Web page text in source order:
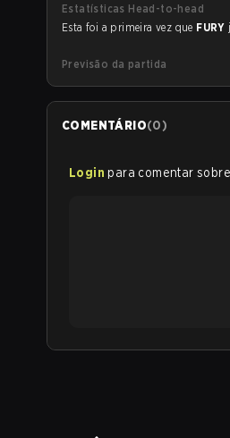
Estatísticas Head-to-head
Esta foi a primeira vez que FURY
Previsão da partida
COMENTÁRIO(0)
Login para comentar